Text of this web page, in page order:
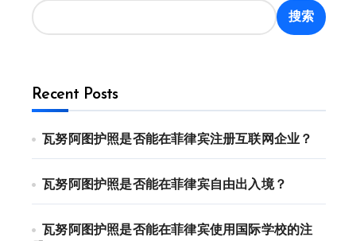
搜索
Recent Posts
瓦努阿图护照是否能在菲律宾注册互联网企业？
瓦努阿图护照是否能在菲律宾自由出入境？
瓦努阿图护照是否能在菲律宾使用国际学校的注